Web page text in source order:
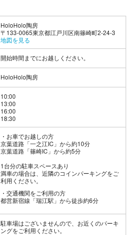
HoloHolo陶房
〒133-0065東京都江戸川区南篠崎町2-24-3
地図を見る
開始時間までにお越しください。
HoloHolo陶房
10:00
13:00
16:00
18:30
お車でお越しの方
京葉道路「一之江IC」から約10分
京葉道路「篠崎IC」から約5分
1台分の駐車スペースあり
満車の場合は、近隣のコインパーキングをご
利用ください。
交通機関をご利用の方
都営新宿線「瑞江駅」から徒歩約6分
駐車場はございませんので、お近くのパーキ
ングをご利用ください。